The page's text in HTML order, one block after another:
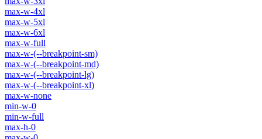
max-w-4xl
max-w-5xl
max-w-6xl
max-w-full
max-w-(--breakpoint-sm)
max-w-(--breakpoint-md)
max-w-(--breakpoint-lg)
max-w-(--breakpoint-xl)
max-w-none
min-w-0
min-w-full
max-h-0